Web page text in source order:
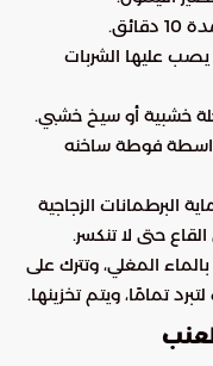
يصب عليها الشربات
خشبية أو سيخ خشبي.
فوطة ساخنه
البرطمانات الزجاجية
حتى لا تنكسر.
المغلي، وتترك على